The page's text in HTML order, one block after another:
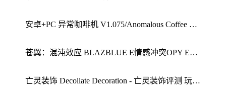
安卓+PC 异常咖啡机 V1.075/Anomalous Coffee Machine 双端共2G - 异常咖啡机攻略 异常咖啡机评测
苍翼：混沌效应 BLAZBLUE E情感冲突OPY EFFECT JIN - 玩法解析 配置要求
亡灵装饰 Decollate Decoration - 亡灵装饰评测 玩法解析